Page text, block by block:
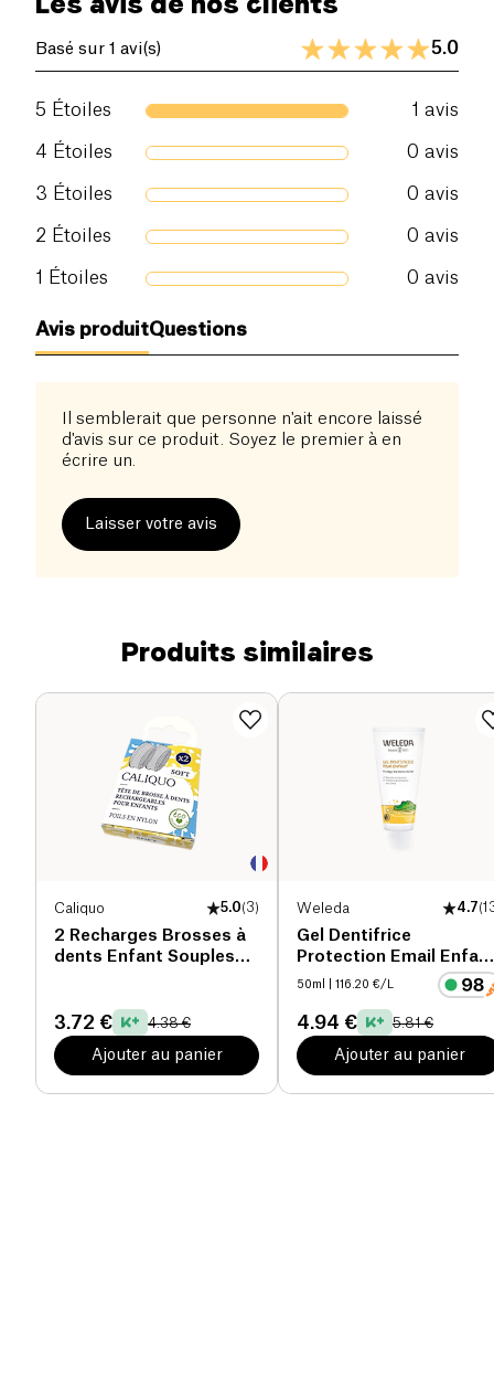
dans les routines de soin personnel. Faites le choix
d'un sourire sain et lumineux pour votre enfant avec
cette brosse, conçue pour les accompagner dans
exemplaire.
Basé sur 1 avi(s) 5.0
5 Étoiles 1 avis
4 Étoiles 0 avis
3 Étoiles 0 avis
2 Étoiles 0 avis
1 Étoiles 0 avis
Avis produitQuestions
Il semblerait que personne n'ait encore laissé
d'avis sur ce produit. Soyez le premier à en
écrire un.
Laisser votre avis
Produits similaires
Caliquo 5.0(3)
2 Recharges Brosses à
dents Enfant Souples
3.72 € 4.38 €
Ajouter au panier
Weleda 4.7(
Gel Dentifrice
Protection Email
Sans Fluor bio
50ml | 116.20 €/L
4.94 € 5.81 €
Ajouter au panier